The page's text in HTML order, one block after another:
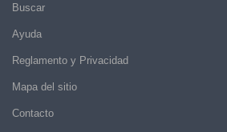
Buscar
Ayuda
Reglamento y Privacidad
Mapa del sitio
Contacto